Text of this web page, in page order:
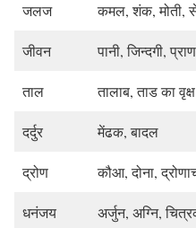
जलज कमल, शंक, मोती,
जीवन पानी, जिन्दगी,
ताल तालाब, ताड का
दर्दुर मेंढक, बादल
द्रोण कौआ, दोना,
धनंजय अर्जुन, अग्नि,